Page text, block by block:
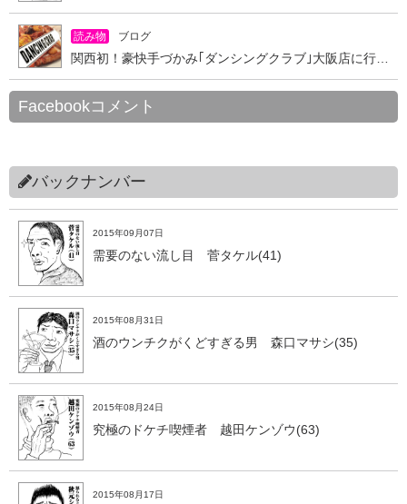
読み物 ブログ
Facebookコメント
バックナンバー
2015年09月07日
需要のない流し目 菅タケル(41)
2015年08月31日
酒のウンチクがくどすぎる男 森口マサシ(35)
2015年08月24日
究極のドケチ喫煙者 越田ケンゾウ(63)
2015年08月17日